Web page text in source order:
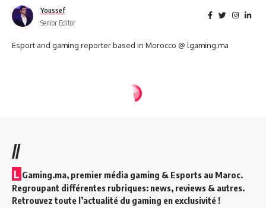
Youssef
Senior Editor
Esport and gaming reporter based in Morocco @ lgaming.ma
//
L Gaming.ma, premier média gaming & Esports au Maroc.
Regroupant différentes rubriques: news, reviews & autres.
Retrouvez toute l’actualité du gaming en exclusivité !